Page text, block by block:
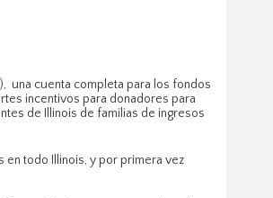
una cuenta completa para los fondos
incentivos para donadores para
de Illinois de familias de ingresos
en todo Illinois, y por primera vez